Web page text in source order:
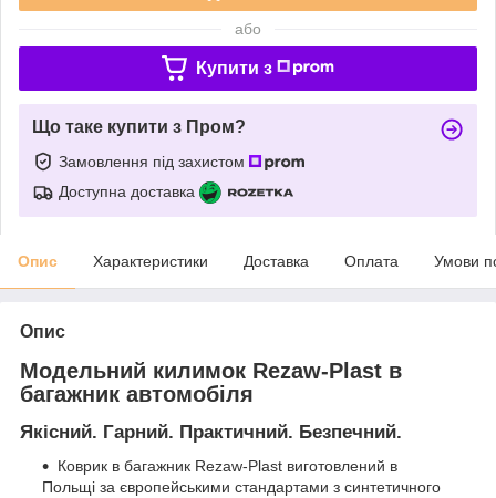
або
Купити з
Що таке купити з Пром?
Замовлення під захистом
Доступна доставка
Опис Характеристики Доставка Оплата Умови
Опис
Модельний килимок Rezaw-Plast в
багажник автомобіля
Якісний. Гарний. Практичний. Безпечний.
Коврик в багажник Rezaw-Plast виготовлений в
Польщі за європейськими стандартами з синтетичного